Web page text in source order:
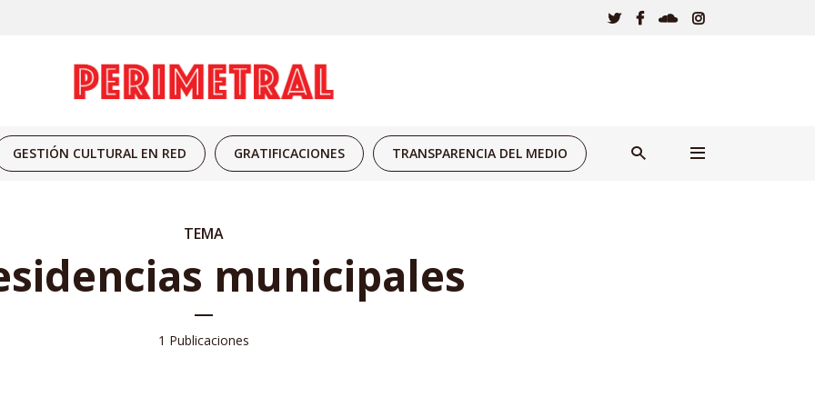
GESTIÓN CULTURAL EN RED GRATIFICACIONES TRANSPARENCIA DEL MEDIO
TEMA
municipales
1 Publicaciones